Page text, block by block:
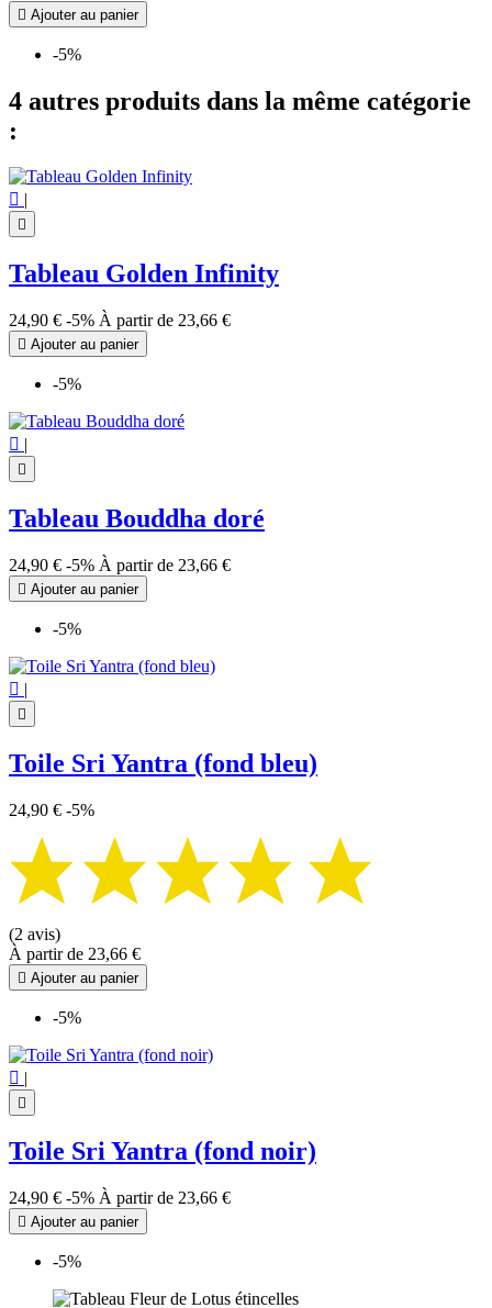
 Ajouter au panier
-5%
4 autres produits dans la même catégorie
:
 |

Tableau Golden Infinity
24,90 € -5% À partir de 23,66 €
 Ajouter au panier
-5%
 |

Tableau Bouddha doré
24,90 € -5% À partir de 23,66 €
 Ajouter au panier
-5%
 |

Toile Sri Yantra (fond bleu)
24,90 € -5%
(2 avis)
À partir de 23,66 €
 Ajouter au panier
-5%
 |

Toile Sri Yantra (fond noir)
24,90 € -5% À partir de 23,66 €
 Ajouter au panier
-5%